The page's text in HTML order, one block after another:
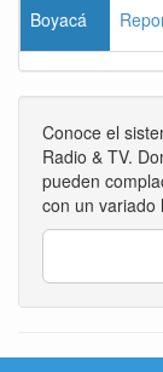
Boyacá
Conoce el
Radio & TV.
pueden
con un variado